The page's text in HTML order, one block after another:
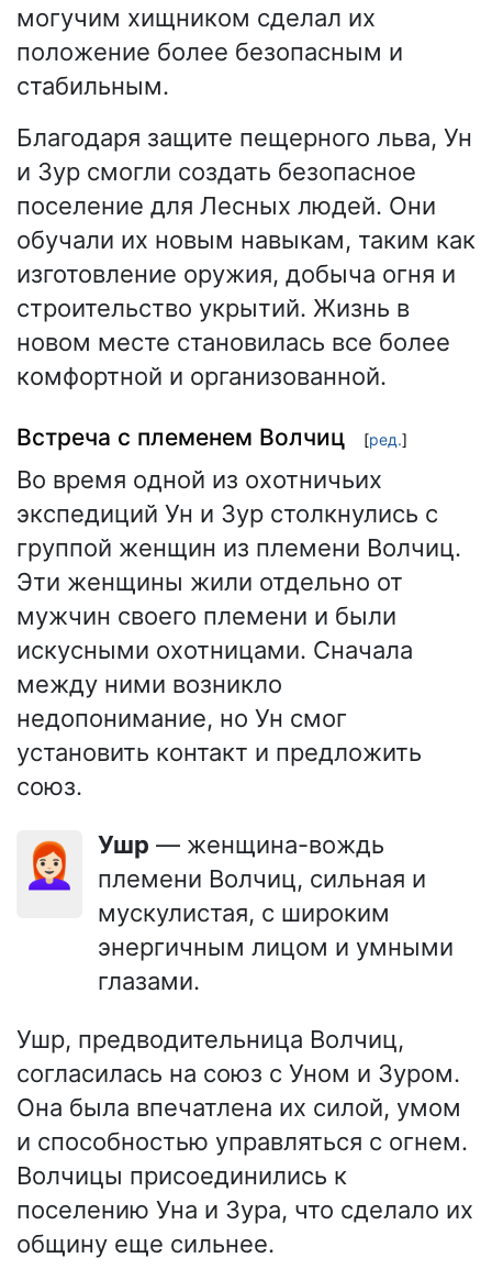
могучим хищником сделал их
положение более безопасным и
стабильным.
Благодаря защите пещерного льва, Ун
и Зур смогли создать безопасное
поселение для Лесных людей. Они
обучали их новым навыкам, таким как
изготовление оружия, добыча огня и
строительство укрытий. Жизнь в
новом месте становилась все более
комфортной и организованной.
Встреча с племенем Волчиц [ред.]
Во время одной из охотничьих
экспедиций Ун и Зур столкнулись с
группой женщин из племени Волчиц.
Эти женщины жили отдельно от
мужчин своего племени и были
искусными охотницами. Сначала
между ними возникло
недопонимание, но Ун смог
установить контакт и предложить
союз.
👩🏻‍🦰 Ушр — женщина-вождь
племени Волчиц, сильная и
мускулистая, с широким
энергичным лицом и умными
глазами.
Ушр, предводительница Волчиц,
согласилась на союз с Уном и Зуром.
Она была впечатлена их силой, умом
и способностью управляться с огнем.
Волчицы присоединились к
поселению Уна и Зура, что сделало их
общину еще сильнее.